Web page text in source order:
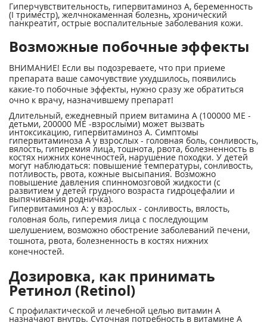
Гиперчувствительность, гипервитаминоз А, беременность
(I триместр), желчнокаменная болезнь, хронический
панкреатит, острые воспалительные заболевания кожи.
Возможные побочные эффекты
ВНИМАНИЕ! Если вы подозреваете, что при приеме
препарата ваше самочувствие ухудшилось, появились
какие-то побочные эффекты, нужно сразу же обратиться
очно к врачу, назначившему препарат!
Длительный, ежедневный прием витамина А (100000 ME -
детьми, 200000 ME -взрослыми) может вызвать
интоксикацию, гипервитаминоз А. Симптомы
гипервитаминоза А у взрослых - головная боль, сонливость,
вялость, гиперемия лица, тошнота, рвота, болезненность в
костях нижних конечностей, нарушение походки. У детей
могут наблюдаться: повышение температуры, сонливость,
потливость, рвота, кожные высыпания. Возможно
повышение давления спинномозговой жидкости (с
развитием у детей грудного возраста гидроцефалии и
выпячивания родничка).
Гипервитаминоз А: у взрослых - сонливость, вялость,
головная боль, гиперемия лица с последующим
шелушением, возможно обострение заболеваний печени,
тошнота, рвота, болезненность в костях нижних
конечностей.
Дозировка, как принимать
Ретинол (Retinol)
C профилактической и лечебной целью витамин А
назначают внутрь. Суточная потребность в витамине А